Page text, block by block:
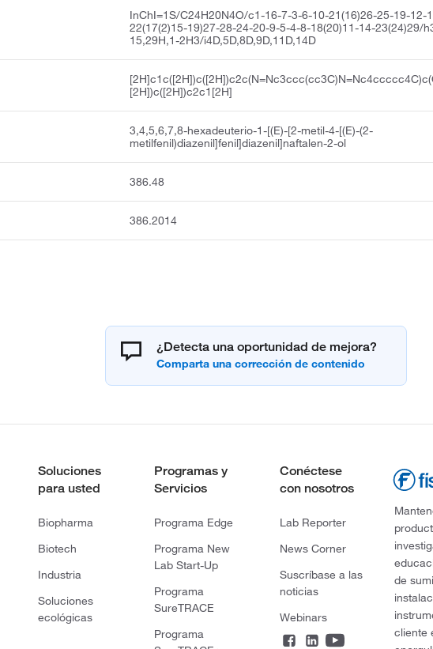
InChI=1S/C24H20N4O/c1-16-7-3-6-10-21(16)26-25-19-12-
22(17(2)15-19)27-28-24-20-9-5-4-8-18(20)11-14-23(24)29/
15,29H,1-2H3/i4D,5D,8D,9D,11D,14D
[2H])c([2H])c2c1[2H]
3,4,5,6,7,8-hexadeuterio-1-[(E)-[2-metil-4-[(E)-(2-
metilfenil)diazenil]fenil]diazenil]naftalen-2-ol
386.48
386.2014
¿Detecta una oportunidad de mejora?
Soluciones
para usted
Biopharma
Biotech
Industria
Soluciones
ecológicas
Programas y
Servicios
Programa Edge
Programa New
Lab Start-Up
Programa
SureTRACE
Programa
Conéctese
con nosotros
Lab Reporter
News Corner
Suscríbase a las
noticias
Webinars
de
cliente